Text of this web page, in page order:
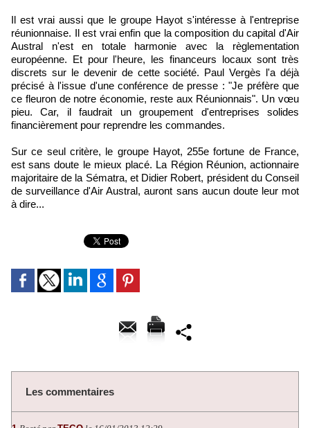
Il est vrai aussi que le groupe Hayot s'intéresse à l'entreprise
réunionnaise. Il est vrai enfin que la composition du capital d'Air
Austral n'est en totale harmonie avec la règlementation
européenne. Et pour l'heure, les financeurs locaux sont très
discrets sur le devenir de cette société. Paul Vergès l'a déjà
précisé à l'issue d'une conférence de presse : "Je préfère que
ce fleuron de notre économie, reste aux Réunionnais". Un vœu
pieu. Car, il faudrait un groupement d'entreprises solides
financièrement pour reprendre les commandes.
Sur ce seul critère, le groupe Hayot, 255e fortune de France,
est sans doute le mieux placé. La Région Réunion, actionnaire
majoritaire de la Sématra, et Didier Robert, président du Conseil
de surveillance d'Air Austral, auront sans aucun doute leur mot
à dire...
Les commentaires